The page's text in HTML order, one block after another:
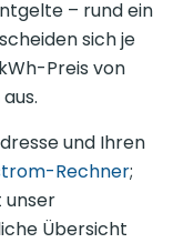
– rund ein
sich je
Preis von
und Ihren
Rechner;
unser
Übersicht